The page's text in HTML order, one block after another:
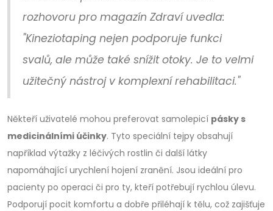
rozhovoru pro magazín Zdraví uvedla:
"Kineziotaping nejen podporuje funkci
svalů, ale může také snížit otoky. Je to velmi
užitečný nástroj v komplexní rehabilitaci."
Někteří uživatelé mohou preferovat samolepicí pásky s
medicinálními účinky. Tyto speciální tejpy obsahují
například výtažky z léčivých rostlin či další látky
napomáhající urychlení hojení zranění. Jsou ideální pro
pacienty po operaci či pro ty, kteří potřebují rychlou úlevu.
Podporují pocit komfortu a dobře přiléhají k tělu, což zajišťuje